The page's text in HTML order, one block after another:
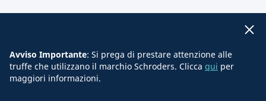
Avviso Importante: Si prega di prestare attenzione alle
truffe che utilizzano il marchio Schroders. Clicca qui per
maggiori informazioni.